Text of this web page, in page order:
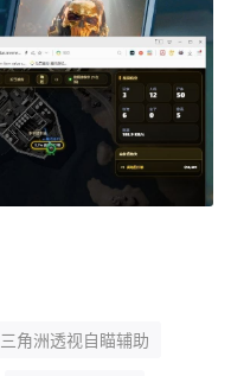
三角洲透视自瞄辅助